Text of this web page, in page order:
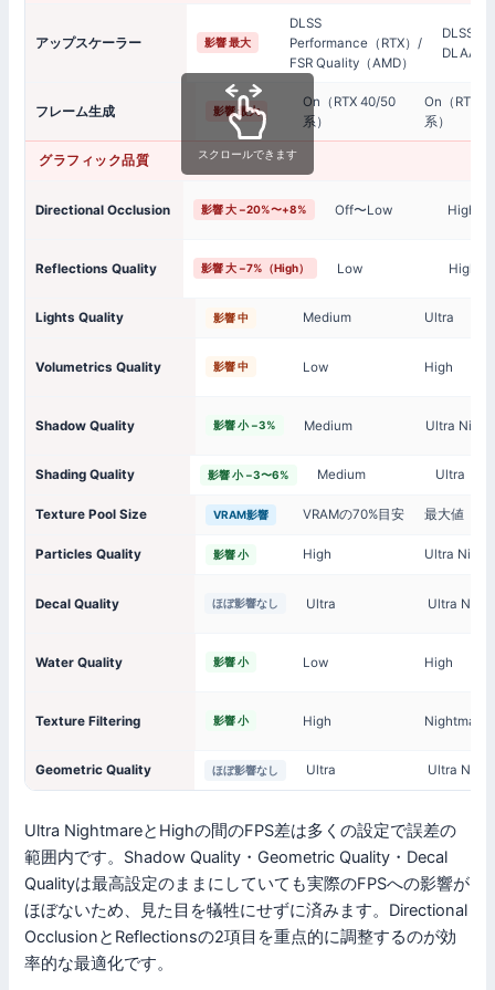
アップスケーラー 影響 最大
DLSS
Performance（RTX）/
FSR Quality（AMD）
DLSS
DLAA
フレーム生成 影響 最大
On（RTX 40/50
系）
On（RTX
系）
グラフィック品質
Directional Occlusion 影響 大 −20%〜+8% Off〜Low High
Reflections Quality 影響 大 −7%（High） Low High
Lights Quality 影響 中 Medium Ultra
Volumetrics Quality 影響 中 Low High
Shadow Quality 影響 小 −3% Medium Ultra
Shading Quality 影響 小 −3〜6% Medium Ultra
Texture Pool Size VRAM影響 VRAMの70%目安 最大値
Particles Quality 影響 小 High Ultra
Decal Quality ほぼ影響なし Ultra Ultra
Water Quality 影響 小 Low High
Texture Filtering 影響 小 High Nightmare
Geometric Quality ほぼ影響なし Ultra Ultra
スクロールできます
Ultra NightmareとHighの間のFPS差は多くの設定で誤差の
範囲内です。Shadow Quality・Geometric Quality・Decal
Qualityは最高設定のままにしていても実際のFPSへの影響が
ほぼないため、見た目を犠牲にせずに済みます。Directional
OcclusionとReflectionsの2項目を重点的に調整するのが効
率的な最適化です。